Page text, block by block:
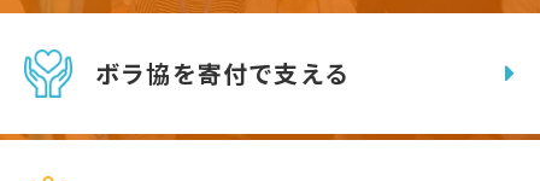
ボラ協を寄付で支える